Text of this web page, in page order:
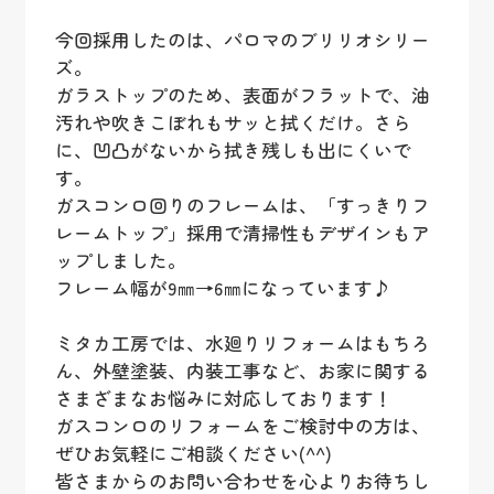
今回採用したのは、パロマのブリリオシリー
ズ。
ガラストップのため、表面がフラットで、油
汚れや吹きこぼれもサッと拭くだけ。さら
に、凹凸がないから拭き残しも出にくいで
す。
ガスコンロ回りのフレームは、「すっきりフ
レームトップ」採用で清掃性もデザインもア
ップしました。
フレーム幅が9㎜→6㎜になっています♪
ミタカ工房では、水廻りリフォームはもちろ
ん、外壁塗装、内装工事など、お家に関する
さまざまなお悩みに対応しております！
ガスコンロのリフォームをご検討中の方は、
ぜひお気軽にご相談ください(^^)
皆さまからのお問い合わせを心よりお待ちし